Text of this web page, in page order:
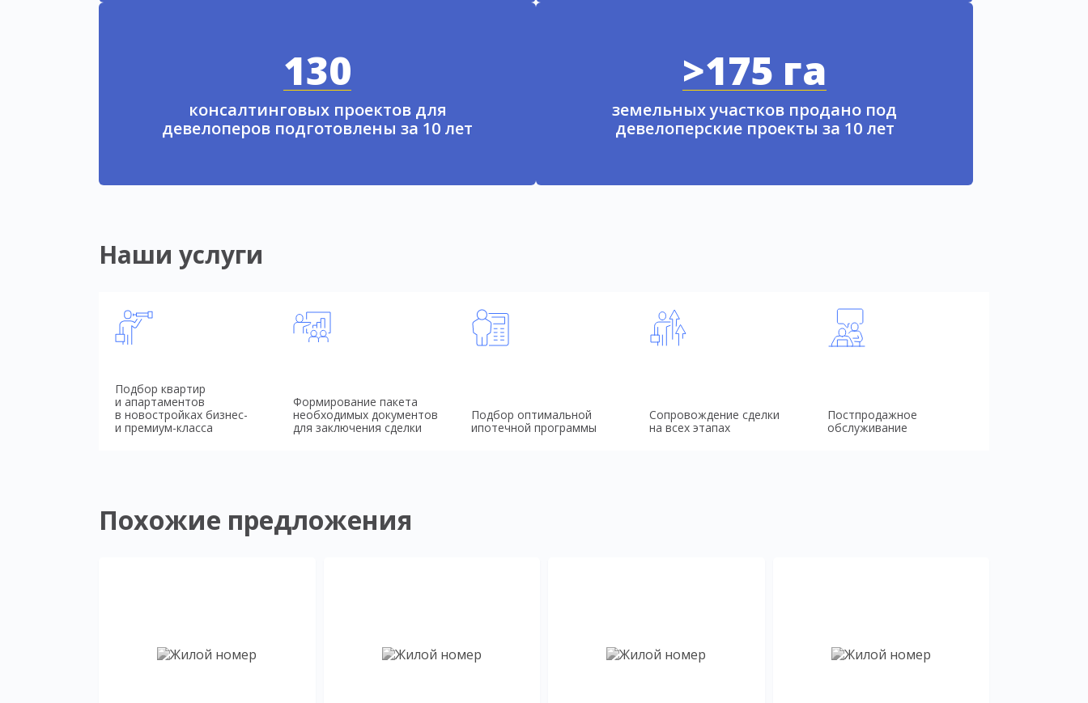
130
консалтинговых проектов для
девелоперов подготовлены за 10 лет
>175 га
земельных участков продано под
девелоперские проекты за 10 лет
Наши услуги
Подбор квартир
и апартаментов
в новостройках бизнес-
и премиум-класса
Формирование пакета
необходимых документов
для заключения сделки
Подбор оптимальной
ипотечной программы
Сопровождение сделки
на всех этапах
Постпродажное
обслуживание
Похожие предложения